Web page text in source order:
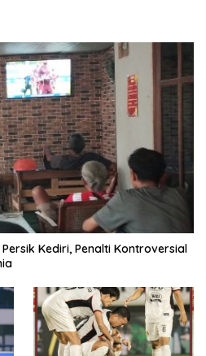
Kediri, Penalti Kontroversial